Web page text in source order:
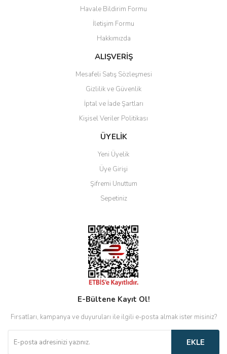
Ürün açıklamasında eksik bilgiler bulunuyor.
Ürün bilgilerinde hatalar bulunuyor.
Ürün fiyatı diğer sitelerden daha pahalı.
Bu ürüne benzer farklı alternatifler olmalı.
Gönder
Havale Bildirim Formu
İletişim Formu
Hakkımızda
ALIŞVERİŞ
Mesafeli Satış Sözleşmesi
Gizlilik ve Güvenlik
İptal ve İade Şartları
Kişisel Veriler Politikası
ÜYELİK
Yeni Üyelik
Üye Girişi
Şifremi Unuttum
Sepetiniz
E-Bültene Kayıt Ol!
Fırsatları, kampanya ve duyuruları ile ilgili e-posta almak ister misiniz?
EKLE